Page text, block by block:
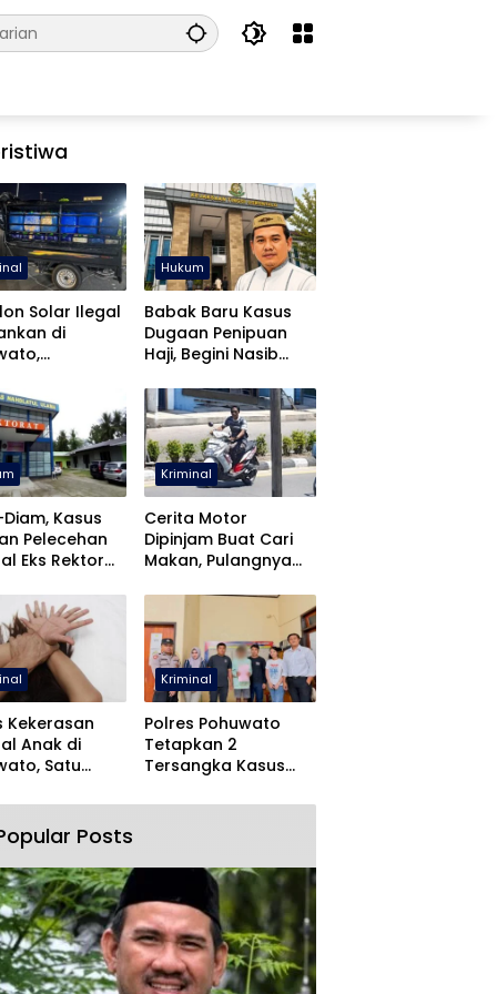
Solar Ilegal
di
Hukum
Babak Baru Kasus
Dugaan Penipuan
Haji, Begini Nasib
Kasus
Pelecehan
Eks Rektor
Kriminal
Cerita Motor
Dipinjam Buat Cari
Makan, Pulangnya
Pohuwato
Kekerasan
Anak di
Satu
Kriminal
Polres Pohuwato
Tetapkan 2
Tersangka Kasus
dan Pencabulan
Posts